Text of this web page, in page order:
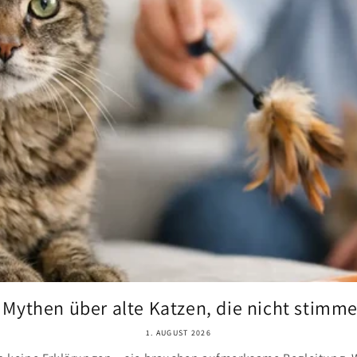
über alte Katzen, die nicht
1. AUGUST 2026